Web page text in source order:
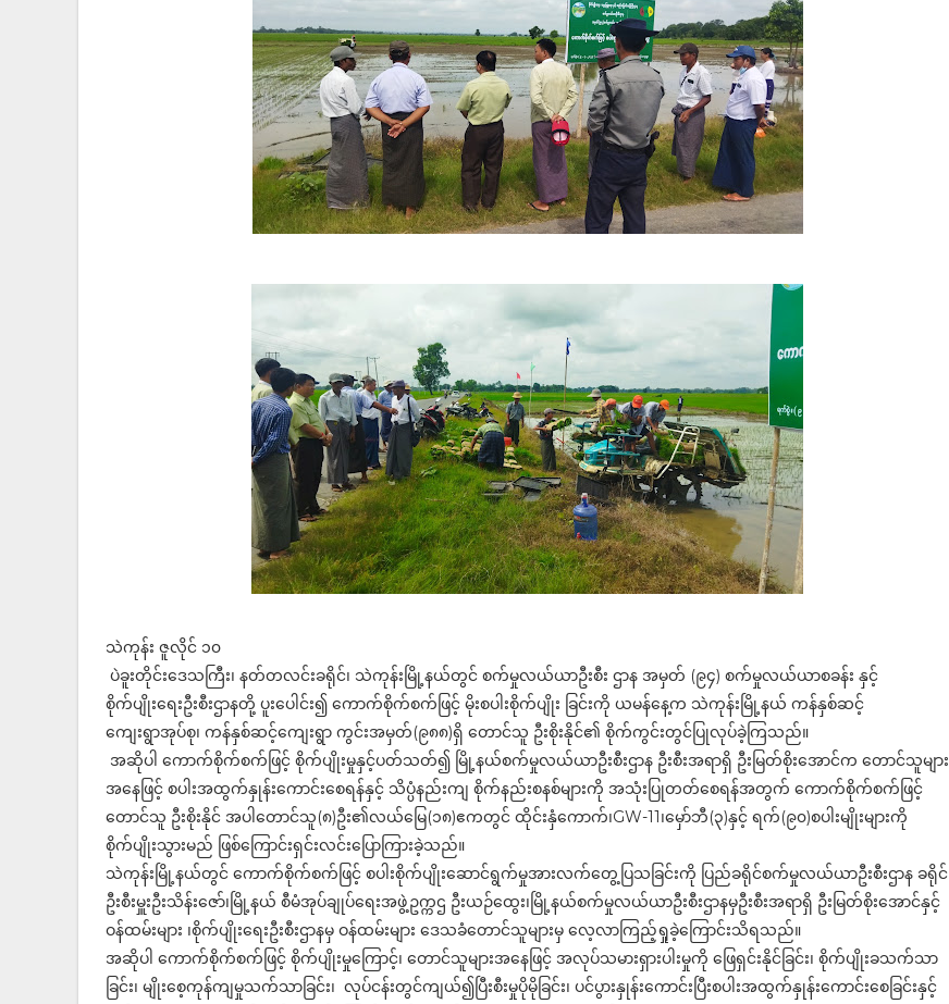
သဲကုန်း ဇူလိုင် ၁၀
ပဲခူးတိုင်းဒေသကြီး၊ နတ်တလင်းခရိုင်၊ သဲကုန်းမြို့နယ်တွင် စက်မှုလယ်ယာဦးစီး ဌာန အမှတ် (၉၄) စက်မှုလယ်ယာစခန်း နှင့်
စိုက်ပျိုးရေးဦးစီးဌာနတို့ ပူးပေါင်း၍ ကောက်စိုက်စက်ဖြင့် မိုးစပါးစိုက်ပျိုး ခြင်းကို ယမန်နေ့က သဲကုန်းမြို့နယ် ကန်နှစ်ဆင့်
ကျေးရွာအုပ်စု၊ ကန်နှစ်ဆင့်ကျေးရွာ ကွင်းအမှတ်(၉၈၈)ရှိ တောင်သူ ဦးစိုးနိုင်၏ စိုက်ကွင်းတွင်ပြုလုပ်ခဲ့ကြသည်။
အဆိုပါ ကောက်စိုက်စက်ဖြင့် စိုက်ပျိုးမှုနှင့်ပတ်သတ်၍ မြို့နယ်စက်မှုလယ်ယာဦးစီးဌာန ဦးစီးအရာရှိ ဦးမြတ်စိုးအောင်က တောင်သူများ
အနေဖြင့် စပါးအထွက်နှုန်းကောင်းစေရန်နှင့် သိပ္ပံနည်းကျ စိုက်နည်းစနစ်များကို အသုံးပြုတတ်စေရန်အတွက် ကောက်စိုက်စက်ဖြင့်
တောင်သူ ဦး‌စိုးနိုင် အပါတောင်သူ(၈)ဦး၏လယ်မြေ(၁၈)ဧကတွင် ထိုင်းနှံကောက်၊GW-11၊‌‌မှော်ဘီ(၃)နှင့် ရက်(၉၀)စပါးမျိုးများကို
စိုက်ပျိုးသွားမည် ဖြစ်ကြောင်းရှင်းလင်းပြောကြားခဲ့သည်။
သဲကုန်းမြို့နယ်တွင် ကောက်စိုက်စက်ဖြင့် စပါးစိုက်ပျိုးဆောင်ရွက်မှုအားလက်တွေ့ပြသခြင်းကို ပြည်ခရိုင်စက်မှုလယ်ယာဦးစီးဌာန ခရိုင်
ဦးစီးမှူးဦးသိန်းဇော်၊မြို့နယ် စီမံအုပ်ချုပ်ရေးအဖွဲ့ဥက္ကဌ ဦးယဉ်ထွေး၊မြို့နယ်စက်မှုလယ်ယာဦးစီးဌာနမှဦးစီးအရာရှိ ဦးမြတ်စိုးအောင်နှင့်
ဝန်ထမ်းများ ၊စိုက်ပျိုးရေးဦးစီးဌာနမှ ဝန်ထမ်းများ ဒေသခံတောင်သူများမှ လေ့လာကြည့်ရှုခဲ့ကြောင်းသိရသည်။
အဆိုပါ ကောက်စိုက်စက်ဖြင့် စိုက်ပျိုးမှုကြောင့်၊ တောင်သူများအနေဖြင့် အလုပ်သမားရှားပါးမှုကို ဖြေရှင်းနိုင်ခြင်း၊ စိုက်ပျိုးခသက်သာ
ခြင်း၊ မျိုးစေ့ကုန်ကျမှုသက်သာခြင်း၊ လုပ်ငန်းတွင်ကျယ်၍ပြီးစီးမှုပိုမိုခြင်း၊ ပင်ပွားနှုန်းကောင်းပြီးစပါးအထွက်နှုန်းကောင်းစေခြင်းနှင့်